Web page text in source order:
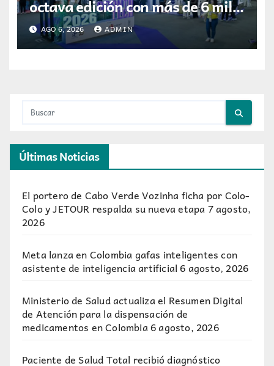
octava edición con más de 6 mil
visitantes
AGO 6, 2026 ADMIN
Últimas Noticias
El portero de Cabo Verde Vozinha ficha por Colo-
Colo y JETOUR respalda su nueva etapa7 agosto,
2026
Meta lanza en Colombia gafas inteligentes con
asistente de inteligencia artificial 6 agosto, 2026
Ministerio de Salud actualiza el Resumen Digital
de Atención para la dispensación de
medicamentos en Colombia6 agosto, 2026
Paciente de Salud Total recibió diagnóstico